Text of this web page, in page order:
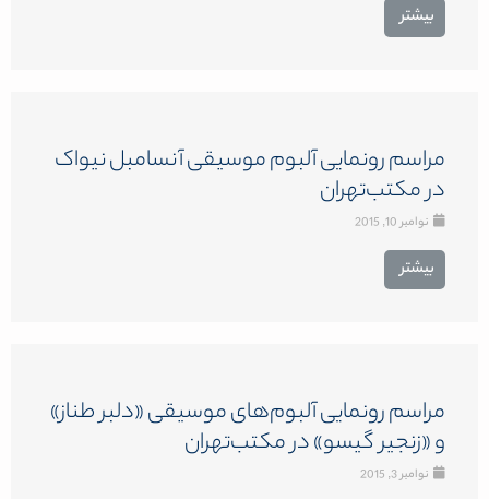
بیشتر
مراسم رونمایی آلبوم موسیقی آنسامبل نیواک
در مکتب‌تهران
نوامبر 10, 2015
بیشتر
مراسم رونمایی آلبوم‌های موسیقی «دلبر طناز»
و «زنجیر گیسو» در مکتب‌تهران
نوامبر 3, 2015